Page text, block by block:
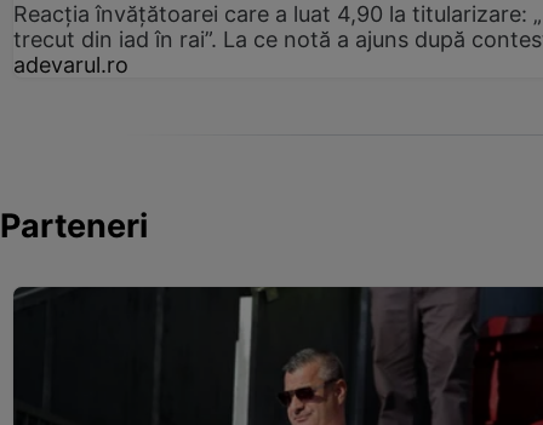
Reacția învățătoarei care a luat 4,90 la titularizare:
trecut din iad în rai”. La ce notă a ajuns după
adevarul.ro
Parteneri